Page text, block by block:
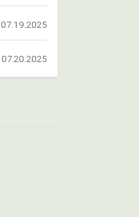
07.19.2025
07.20.2025